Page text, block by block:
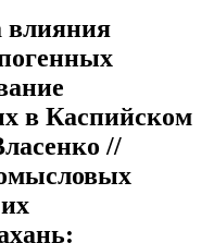
влияния
в Каспийском
//